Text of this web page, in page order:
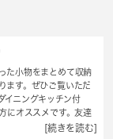
た小物をまとめて収納
ます。ぜひご覧いただ
イニングキッチン付
にオススメです。友達
なお部屋です。浴槽内
[続きを読む]